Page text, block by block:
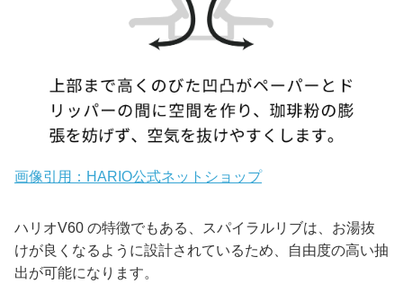
画像引用：HARIO公式ネットショップ
ハリオV60 の特徴でもある、スパイラルリブは、お湯抜
けが良くなるように設計されているため、自由度の高い抽
出が可能になります。